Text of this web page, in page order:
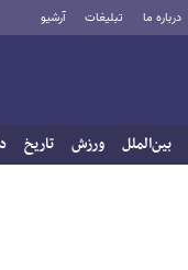
درباره ما تبلیغات آرشیو
بین‌الملل ورزش تاریخ